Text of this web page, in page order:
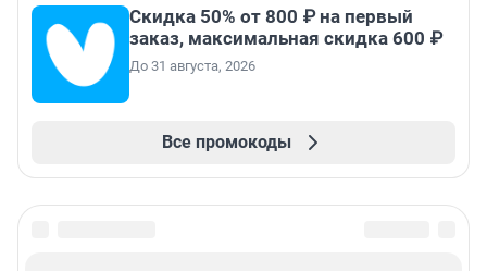
Скидка 50% от 800 ₽ на первый
заказ, максимальная скидка 600 ₽
До 31 августа, 2026
Все промокоды